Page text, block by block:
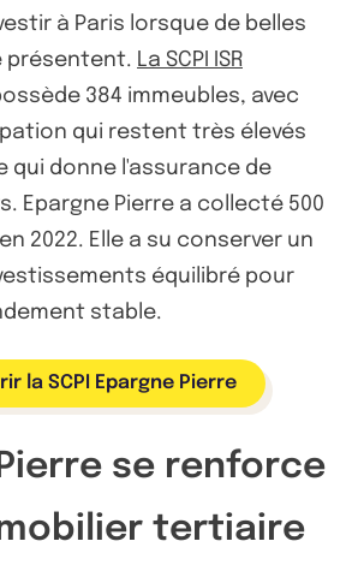
à Paris lorsque de belles
présentent. La SCPI ISR
384 immeubles, avec
qui restent très élevés
qui donne l'assurance de
Epargne Pierre a collecté 500
2022. Elle a su conserver un
équilibré pour
stable.
la SCPI Epargne Pierre
se renforce
tertiaire